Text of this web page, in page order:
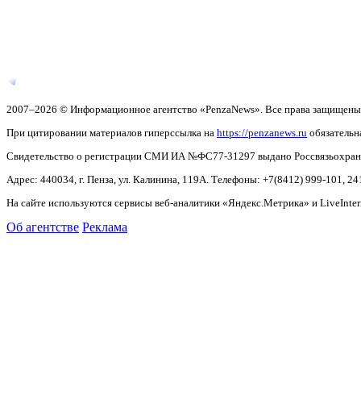
2007–2026 © Информационное агентство «PenzaNews». Все права
При цитировании материалов гиперссылка на https://penzanews.ru
Свидетельство о регистрации СМИ ИА №ФС77-31297 выдано
Адрес: 440034, г. Пенза, ул. Калинина, 119А. Телефоны: +7(8412) 999-101,
На сайте используются сервисы веб-аналитики «Яндекс.Метрика» и
Об агентстве Реклама